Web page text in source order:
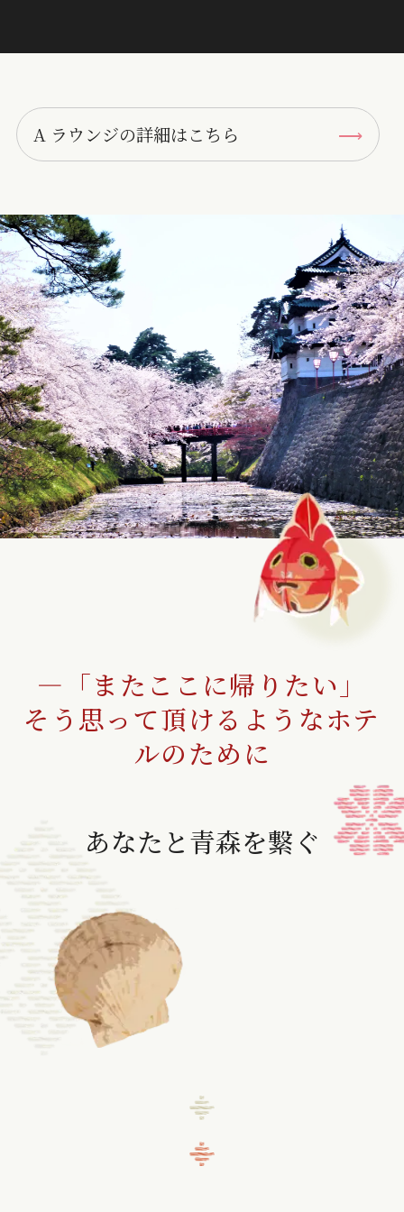
A ラウンジの詳細はこちら
―「またここに帰りたい」
そう思って頂けるようなホテ
ルのために
あなたと青森を繋ぐ